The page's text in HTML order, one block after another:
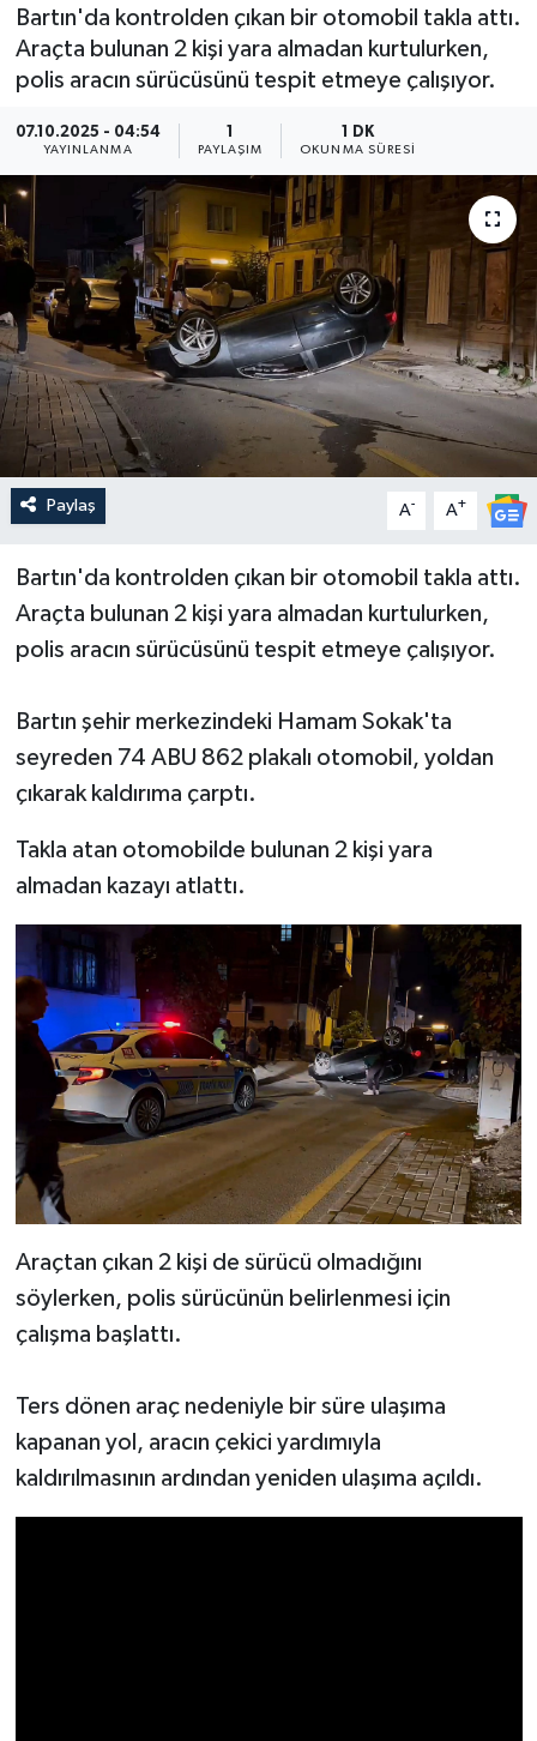
Bartın'da kontrolden çıkan bir otomobil takla attı.
Araçta bulunan 2 kişi yara almadan kurtulurken,
polis aracın sürücüsünü tespit etmeye çalışıyor.
07.10.2025 - 04:54
YAYINLANMA
1
PAYLAŞIM
1 DK
OKUNMA SÜRESI
Paylaş A- A+
Bartın'da kontrolden çıkan bir otomobil takla attı.
Araçta bulunan 2 kişi yara almadan kurtulurken,
polis aracın sürücüsünü tespit etmeye çalışıyor.
Bartın şehir merkezindeki Hamam Sokak'ta
seyreden 74 ABU 862 plakalı otomobil, yoldan
çıkarak kaldırıma çarptı.
Takla atan otomobilde bulunan 2 kişi yara
almadan kazayı atlattı.
Araçtan çıkan 2 kişi de sürücü olmadığını
söylerken, polis sürücünün belirlenmesi için
çalışma başlattı.
Ters dönen araç nedeniyle bir süre ulaşıma
kapanan yol, aracın çekici yardımıyla
kaldırılmasının ardından yeniden ulaşıma açıldı.
Medya
Sivil Toplum
Siyaset
Spor
Tarım
Turizm
DÜNYA
YEREL